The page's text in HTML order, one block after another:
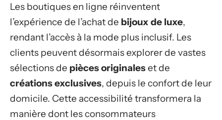
Les boutiques en ligne réinventent
l’expérience de l’achat de bijoux de luxe,
rendant l’accès à la mode plus inclusif. Les
clients peuvent désormais explorer de vastes
sélections de pièces originaleset de
créations exclusives, depuis le confort de leur
domicile. Cette accessibilité transformera la
manière dont les consommateurs